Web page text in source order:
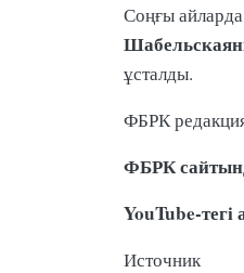
Соңғы
ұсталды.
ФБРК
ФБРК
YouTube-
Источник